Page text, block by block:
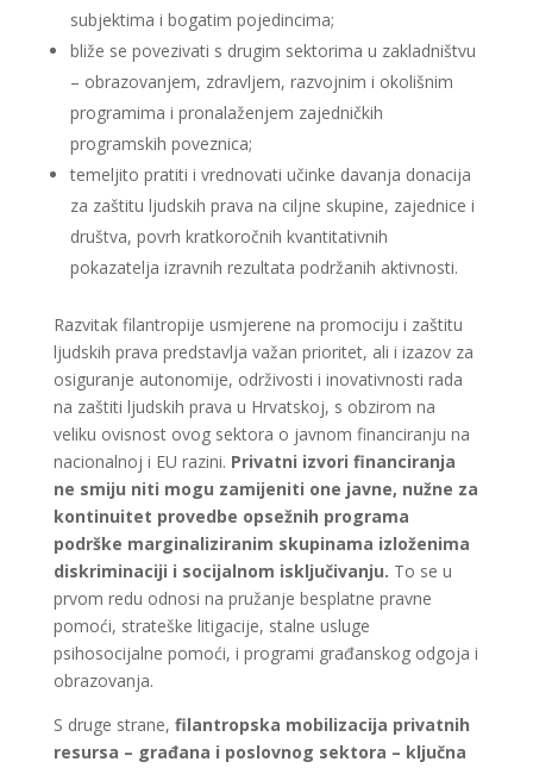
subjektima i bogatim pojedincima;
bliže se povezivati s drugim sektorima u zakladništvu
– obrazovanjem, zdravljem, razvojnim i okolišnim
programima i pronalaženjem zajedničkih
programskih poveznica;
temeljito pratiti i vrednovati učinke davanja donacija
za zaštitu ljudskih prava na ciljne skupine, zajednice i
društva, povrh kratkoročnih kvantitativnih
pokazatelja izravnih rezultata podržanih aktivnosti.
Razvitak filantropije usmjerene na promociju i zaštitu
ljudskih prava predstavlja važan prioritet, ali i izazov za
osiguranje autonomije, održivosti i inovativnosti rada
na zaštiti ljudskih prava u Hrvatskoj, s obzirom na
veliku ovisnost ovog sektora o javnom financiranju na
nacionalnoj i EU razini. Privatni izvori financiranja
ne smiju niti mogu zamijeniti one javne, nužne za
kontinuitet provedbe opsežnih programa
podrške marginaliziranim skupinama izloženima
diskriminaciji i socijalnom isključivanju. To se u
prvom redu odnosi na pružanje besplatne pravne
pomoći, strateške litigacije, stalne usluge
psihosocijalne pomoći, i programi građanskog odgoja i
obrazovanja.
S druge strane, filantropska mobilizacija privatnih
resursa – građana i poslovnog sektora – ključna